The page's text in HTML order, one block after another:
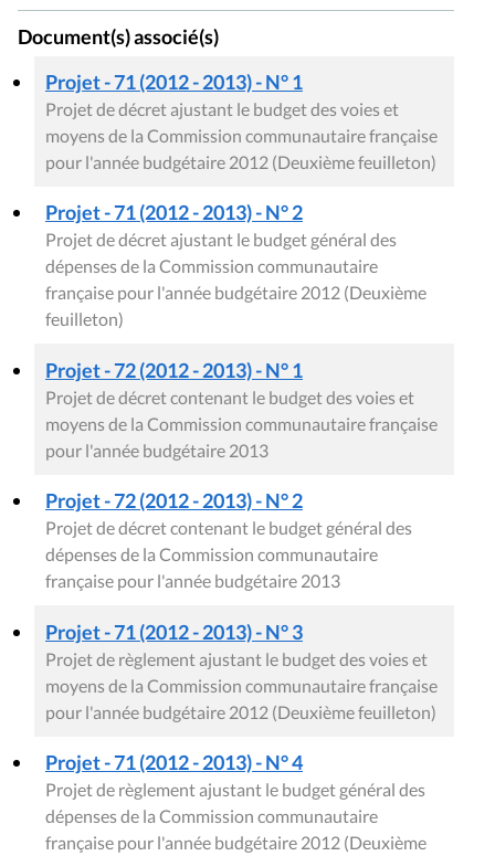
Document(s) associé(s)
Projet - 71 (2012 - 2013) - N° 1
Projet de décret ajustant le budget des voies et
moyens de la Commission communautaire française
pour l'année budgétaire 2012 (Deuxième feuilleton)
Projet - 71 (2012 - 2013) - N° 2
Projet de décret ajustant le budget général des
dépenses de la Commission communautaire
française pour l'année budgétaire 2012 (Deuxième
feuilleton)
Projet - 72 (2012 - 2013) - N° 1
Projet de décret contenant le budget des voies et
moyens de la Commission communautaire française
pour l'année budgétaire 2013
Projet - 72 (2012 - 2013) - N° 2
Projet de décret contenant le budget général des
dépenses de la Commission communautaire
française pour l'année budgétaire 2013
Projet - 71 (2012 - 2013) - N° 3
Projet de règlement ajustant le budget des voies et
moyens de la Commission communautaire française
pour l'année budgétaire 2012 (Deuxième feuilleton)
Projet - 71 (2012 - 2013) - N° 4
Projet de règlement ajustant le budget général des
dépenses de la Commission communautaire
française pour l'année budgétaire 2012 (Deuxième